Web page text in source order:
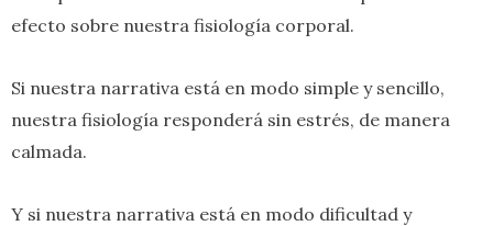
efecto sobre nuestra fisiología corporal.
Si nuestra narrativa está en modo simple y sencillo,
nuestra fisiología responderá sin estrés, de manera
calmada.
Y si nuestra narrativa está en modo dificultad y